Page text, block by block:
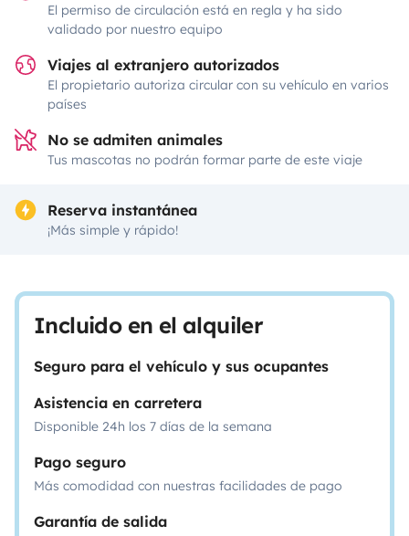
El permiso de circulación está en regla y ha sido
validado por nuestro equipo
Viajes al extranjero autorizados
El propietario autoriza circular con su vehículo en varios
países
No se admiten animales
Tus mascotas no podrán formar parte de este viaje
Reserva instantánea
¡Más simple y rápido!
Incluido en el alquiler
Seguro para el vehículo y sus ocupantes
Asistencia en carretera
Disponible 24h los 7 días de la semana
Pago seguro
Más comodidad con nuestras facilidades de pago
Garantía de salida